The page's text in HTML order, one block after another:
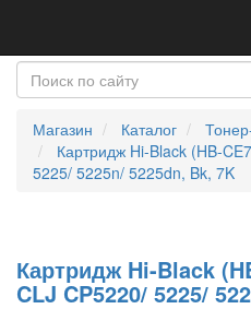
Магазин Каталог
Картридж Hi-Black (HB-
5225/ 5225n/ 5225dn, Bk, 7K
Картридж Hi-Black
CLJ CP5220/ 5225/